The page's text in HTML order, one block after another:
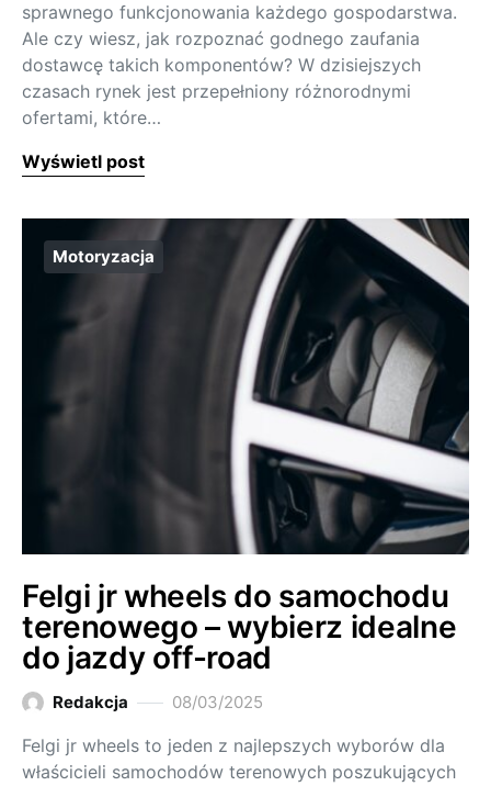
sprawnego funkcjonowania każdego gospodarstwa.
Ale czy wiesz, jak rozpoznać godnego zaufania
dostawcę takich komponentów? W dzisiejszych
czasach rynek jest przepełniony różnorodnymi
ofertami, które…
Wyświetl post
Motoryzacja
Felgi jr wheels do samochodu
terenowego – wybierz idealne
do jazdy off-road
Redakcja 08/03/2025
Felgi jr wheels to jeden z najlepszych wyborów dla
właścicieli samochodów terenowych poszukujących